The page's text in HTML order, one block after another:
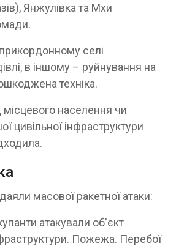
Янжулівка та Мхи
селі
в іншому – руйнування на
техніка.
населення чи
цивільної інфраструктури
масової ракетної атаки:
атакували об'єкт
Пожежа. Перебої